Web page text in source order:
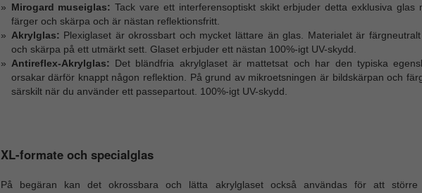
Mirogard museiglas: Tack vare ett interferensoptiskt skikt erbjuder detta exklusiva glas
färger och skärpa och är nästan reflektionsfritt.
Akrylglas: Plexiglaset är okrossbart och mycket lättare än glas. Materialet är
och skärpa på ett utmärkt sett. Glaset erbjuder ett nästan 100%-igt UV-skydd.
Antireflex-Akrylglas: Det bländfria akrylglaset är mattetsat och har den typiska
orsakar därför knappt någon reflektion. På grund av mikroetsningen är bildskärpan och
särskilt när du använder ett passepartout. 100%-igt UV-skydd.
XL-formate och specialglas
På begäran kan det okrossbara och lätta akrylglaset också användas för att större